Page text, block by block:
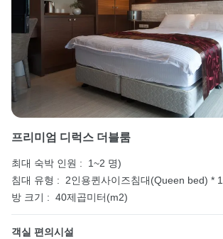
프리미엄 디럭스 더블룸
최대 숙박 인원 :
1~2 명)
침대 유형 : 2인용퀸사이즈침대(Queen bed) * 1
방 크기 : 40제곱미터(m2)
객실 편의시설